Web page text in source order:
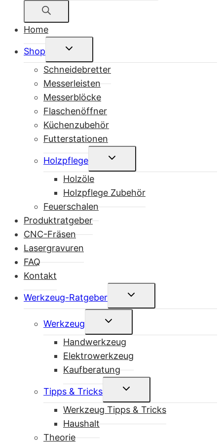
search
Home
Shop
Untermenü
Schneidebretter
Messerleisten
Messerblöcke
Flaschenöffner
Küchenzubehör
Futterstationen
Holzpflege
Untermenü
Holzöle
Holzpflege Zubehör
Feuerschalen
Produktratgeber
CNC-Fräsen
Lasergravuren
FAQ
Kontakt
Werkzeug-Ratgeber
Untermenü
Werkzeug
Untermenü
Handwerkzeug
Elektrowerkzeug
Kaufberatung
Tipps & Tricks
Untermenü
Werkzeug Tipps & Tricks
Haushalt
Theorie